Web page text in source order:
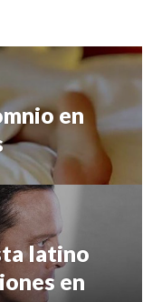
en
latino
en